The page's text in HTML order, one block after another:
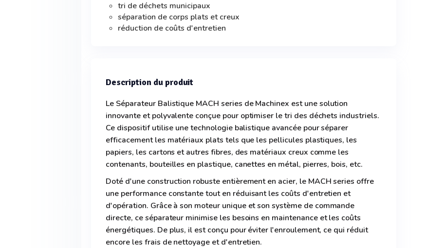
tri de déchets municipaux
séparation de corps plats et creux
réduction de coûts d'entretien
Description du produit
Le Séparateur Balistique MACH series de Machinex est une solution
innovante et polyvalente conçue pour optimiser le tri des déchets industriels.
Ce dispositif utilise une technologie balistique avancée pour séparer
efficacement les matériaux plats tels que les pellicules plastiques, les
papiers, les cartons et autres fibres, des matériaux creux comme les
contenants, bouteilles en plastique, canettes en métal, pierres, bois, etc.
Doté d'une construction robuste entièrement en acier, le MACH series offre
une performance constante tout en réduisant les coûts d'entretien et
d'opération. Grâce à son moteur unique et son système de commande
directe, ce séparateur minimise les besoins en maintenance et les coûts
énergétiques. De plus, il est conçu pour éviter l'enroulement, ce qui réduit
encore les frais de nettoyage et d'entretien.